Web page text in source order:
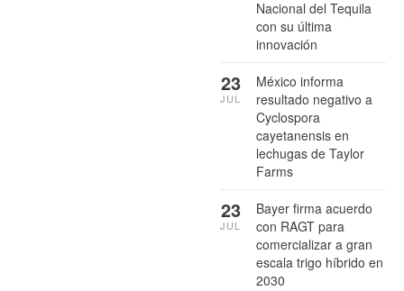
Nacional del Tequila
con su última
innovación
México informa
resultado negativo a
Cyclospora
cayetanensis en
lechugas de Taylor
Farms
23
JUL
Bayer firma acuerdo
con RAGT para
comercializar a gran
escala trigo híbrido en
2030
23
JUL